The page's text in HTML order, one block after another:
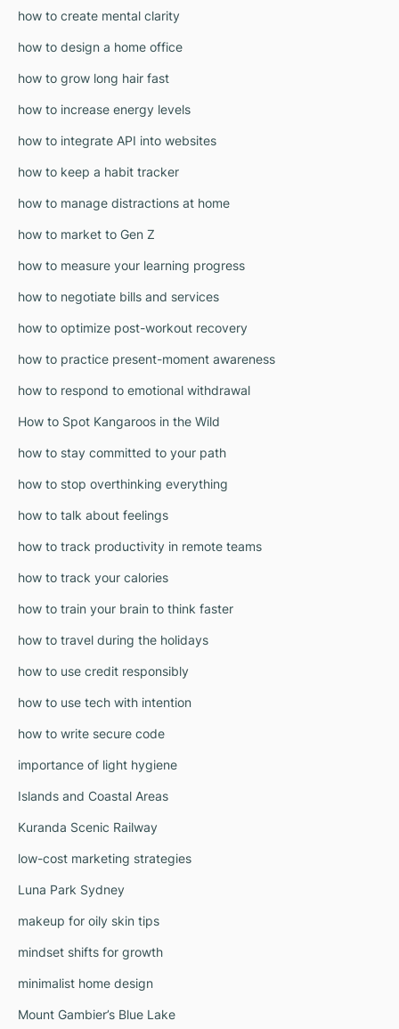
how to create mental clarity
how to design a home office
how to grow long hair fast
how to increase energy levels
how to integrate API into websites
how to keep a habit tracker
how to manage distractions at home
how to market to Gen Z
how to measure your learning progress
how to negotiate bills and services
how to optimize post-workout recovery
how to practice present-moment awareness
how to respond to emotional withdrawal
How to Spot Kangaroos in the Wild
how to stay committed to your path
how to stop overthinking everything
how to talk about feelings
how to track productivity in remote teams
how to track your calories
how to train your brain to think faster
how to travel during the holidays
how to use credit responsibly
how to use tech with intention
how to write secure code
importance of light hygiene
Islands and Coastal Areas
Kuranda Scenic Railway
low-cost marketing strategies
Luna Park Sydney
makeup for oily skin tips
mindset shifts for growth
minimalist home design
Mount Gambier’s Blue Lake